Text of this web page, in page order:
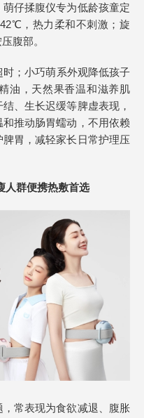
仔揉腹仪专为低龄孩童定
，热力柔和不刺激；旋
腹部。
；小巧萌系外观降低孩子
油，天然果香温和滋养肌
、生长迟缓等脾虚表现，
推动肠胃蠕动，不用依赖
胃，减轻家长日常护理压
人群便携热敷首选
常表现为食欲减退、腹胀